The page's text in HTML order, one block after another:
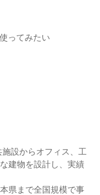
ってみたい
設からオフィス、工
建物を設計し、実績
県まで全国規模で事